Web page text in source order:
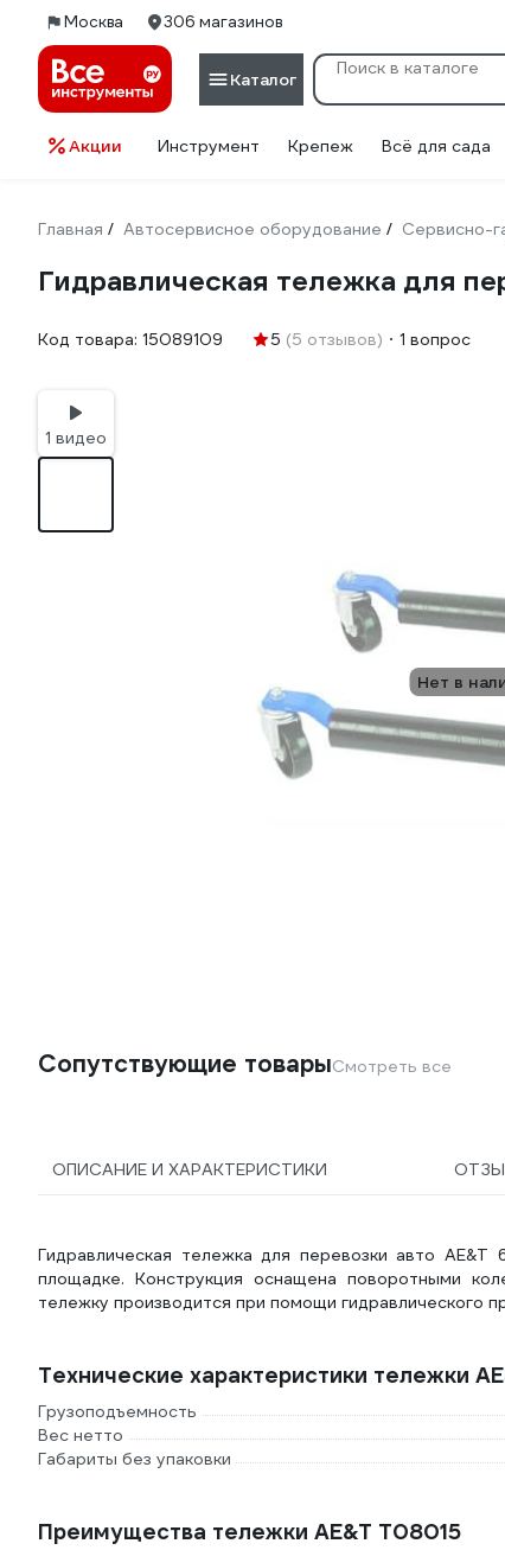
Москва 306 магазинов
Каталог
Акции Инструмент Крепеж Всё для сада
Главная / Автосервисное оборудование / Сервисно-
Гидравлическая тележка для
Код товара: 15089109 5 (5 отзывов) 1 вопрос
1 видео
Нет в
Сопутствующие товарыСмотреть все
ОПИСАНИЕ И ХАРАКТЕРИСТИКИ
Гидравлическая тележка для перевозки авто
площадке. Конструкция оснащена поворотными
тележку производится при помощи гидравлического
Технические характеристики тележки
Грузоподъемность
Вес нетто
Габариты без упаковки
Преимущества тележки AE&T T08015